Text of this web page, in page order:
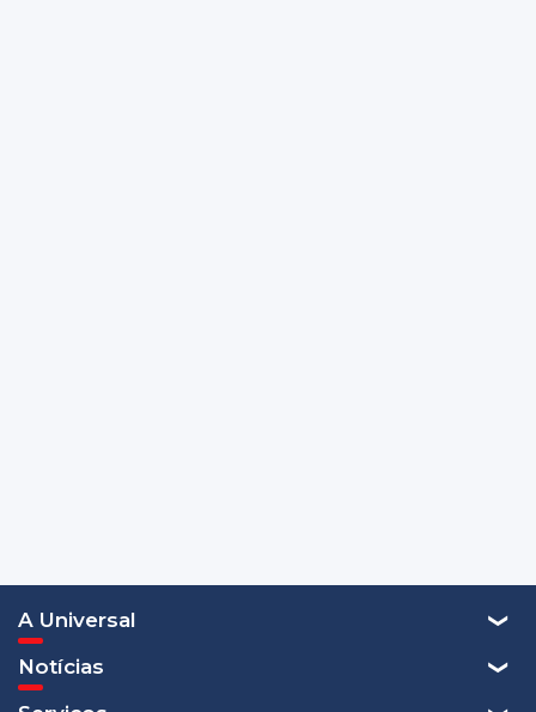
A Universal
Notícias